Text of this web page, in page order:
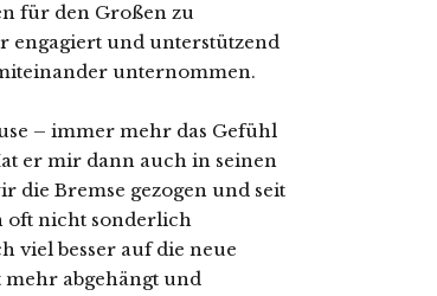
für den Großen zu
engagiert und unterstützend
unternommen.
– immer mehr das Gefühl
er mir dann auch in seinen
die Bremse gezogen und seit
oft nicht sonderlich
viel besser auf die neue
abgehängt und